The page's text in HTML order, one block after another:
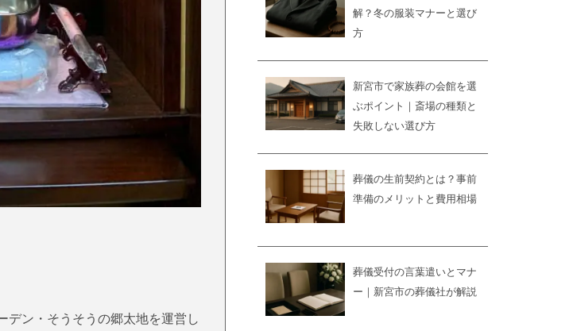
デン・そうそうの郷太地を運営し
解？冬の服装マナーと選び
方
新宮市で家族葬の会館を選
ぶポイント｜斎場の種類と
失敗しない選び方
葬儀の生前契約とは？事前
準備のメリットと費用相場
葬儀受付の言葉遣いとマナ
ー｜新宮市の葬儀社が解説